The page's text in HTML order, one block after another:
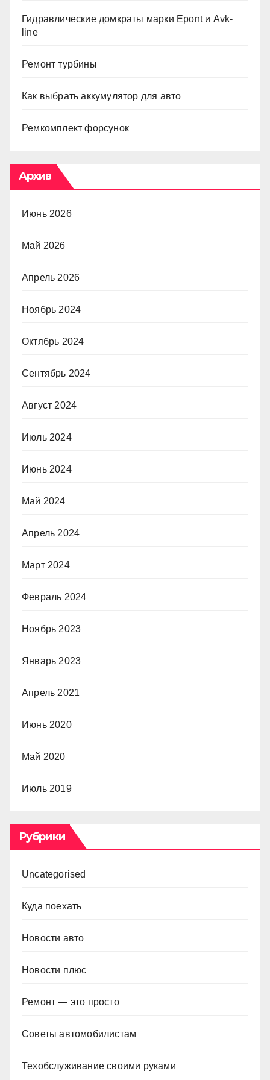
Гидравлические домкраты марки Epont и Avk-
line
Ремонт турбины
Как выбрать аккумулятор для авто
Ремкомплект форсунок
Архив
Июнь 2026
Май 2026
Апрель 2026
Ноябрь 2024
Октябрь 2024
Сентябрь 2024
Август 2024
Июль 2024
Июнь 2024
Май 2024
Апрель 2024
Март 2024
Февраль 2024
Ноябрь 2023
Январь 2023
Апрель 2021
Июнь 2020
Май 2020
Июль 2019
Рубрики
Uncategorised
Куда поехать
Новости авто
Новости плюс
Ремонт — это просто
Советы автомобилистам
Техобслуживание своими руками